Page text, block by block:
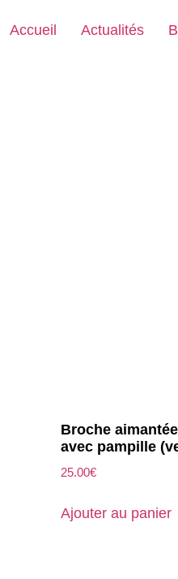
Accueil Actualités
Broche
avec pampille
25.00€
Ajouter au panier